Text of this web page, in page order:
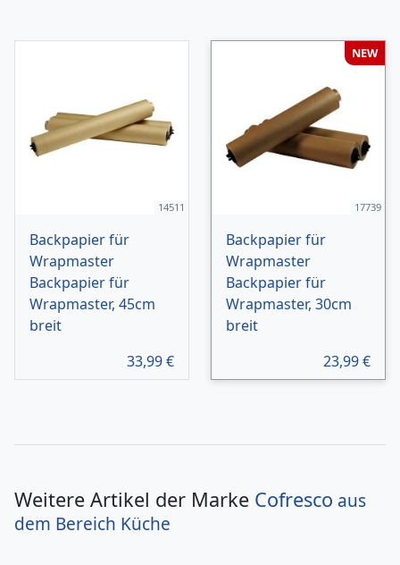
14511
Backpapier für
Wrapmaster
Backpapier für
Wrapmaster, 45cm
breit
33,99€
17739
Backpapier für
Wrapmaster
Backpapier für
Wrapmaster, 30cm
breit
23,99€
NEW
Weitere Artikel der Marke Cofresco aus
dem Bereich Küche